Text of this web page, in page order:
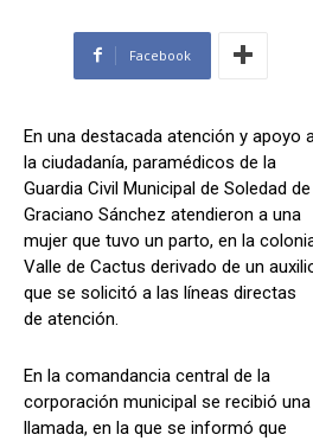
Facebook
En una destacada atención y apoyo
la ciudadanía, paramédicos de la
Guardia Civil Municipal de Soledad de
Graciano Sánchez atendieron a una
mujer que tuvo un parto, en la
Valle de Cactus derivado de un
que se solicitó a las líneas directas
de atención.
En la comandancia central de la
corporación municipal se recibió una
llamada, en la que se informó que